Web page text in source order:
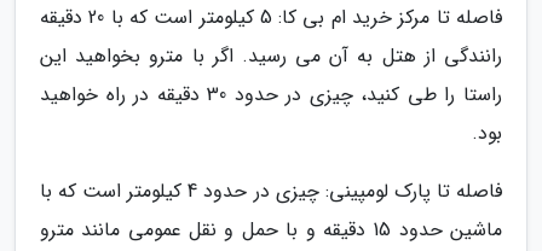
فاصله تا مرکز خرید ام بی کا: 5 کیلومتر است که با 20 دقیقه
رانندگی از هتل به آن می رسید. اگر با مترو بخواهید این
راستا را طی کنید، چیزی در حدود 30 دقیقه در راه خواهید
بود.
فاصله تا پارک لومپینی: چیزی در حدود 4 کیلومتر است که با
ماشین حدود 15 دقیقه و با حمل و نقل عمومی مانند مترو